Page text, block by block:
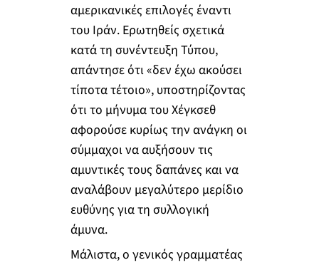
αμερικανικές επιλογές έναντι
του Ιράν. Ερωτηθείς σχετικά
κατά τη συνέντευξη Τύπου,
απάντησε ότι «δεν έχω ακούσει
τίποτα τέτοιο», υποστηρίζοντας
ότι το μήνυμα του Χέγκσεθ
αφορούσε κυρίως την ανάγκη οι
σύμμαχοι να αυξήσουν τις
αμυντικές τους δαπάνες και να
αναλάβουν μεγαλύτερο μερίδιο
ευθύνης για τη συλλογική
άμυνα.
Μάλιστα, ο γενικός γραμματέας